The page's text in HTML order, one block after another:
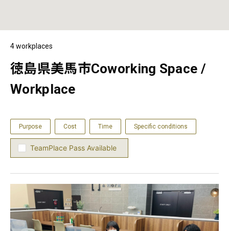
4 workplaces
徳島県美馬市Coworking Space /
Workplace
Purpose Cost Time Specific conditions
TeamPlace Pass Available